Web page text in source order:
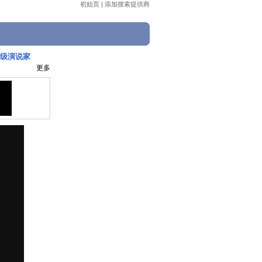
初始页 | 添加搜索提供商
演说家
更多